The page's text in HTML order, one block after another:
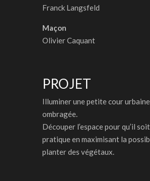
Franck Langsfeld
Maçon
Olivier Caquant
PROJET
Illuminer une petite cour urbaine
ombragée.
Découper l’espace pour qu’il
pratique en maximisant la
planter des végétaux.